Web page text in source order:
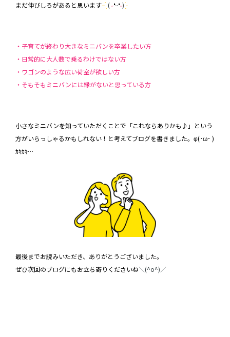
まだ伸びしろがあると思います– ̗̀ (˶❛ᵕ❛˶)̖́-
・子育てが終わり大きなミニバンを卒業したい方
・日常的に大人数で乗るわけではない方
・ワゴンのような広い荷室が欲しい方
・そもそもミニバンには縁がないと思っている方
小さなミニバンを知っていただくことで「これならありかも♪」という
方がいらっしゃるかもしれない！と考えてブログを書きました。φ(･ω･ )
ｶｷｶｷ…
最後までお読みいただき、ありがとうございました。
ぜひ次回のブログにもお立ち寄りくださいね＼(^o^)／